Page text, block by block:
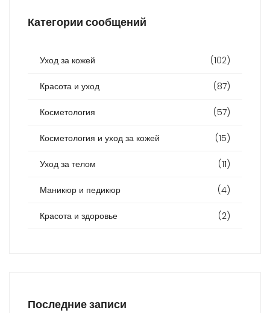
Категории сообщений
Уход за кожей (102)
Красота и уход (87)
Косметология (57)
Косметология и уход за кожей (15)
Уход за телом (11)
Маникюр и педикюр (4)
Красота и здоровье (2)
Последние записи